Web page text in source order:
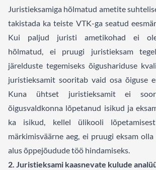
Juristieksamiga hõlmatud ametite
takistada ka teiste VTK-ga seatud
Kui paljud juristi ametikohad ei ole
hõlmatud, ei pruugi juristieksam
järelduste tegemiseks õigushariduse
juristieksamit sooritab vaid osa õiguse
Kuna ühtset juristieksamit ei
õigusvaldkonna lõpetanud isikud ja
ka isikud, kellel ülikooli
märkimisväärne aeg, ei pruugi eksam
alus õppejõudude töö hindamiseks.
2. Juristieksami kaasnevate kulude